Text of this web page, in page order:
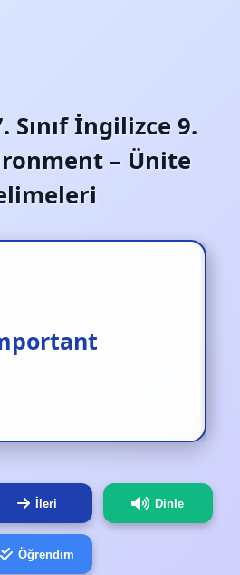
Sınıf İngilizce 9.
– Ünite
İleri Dinle
Öğrendim